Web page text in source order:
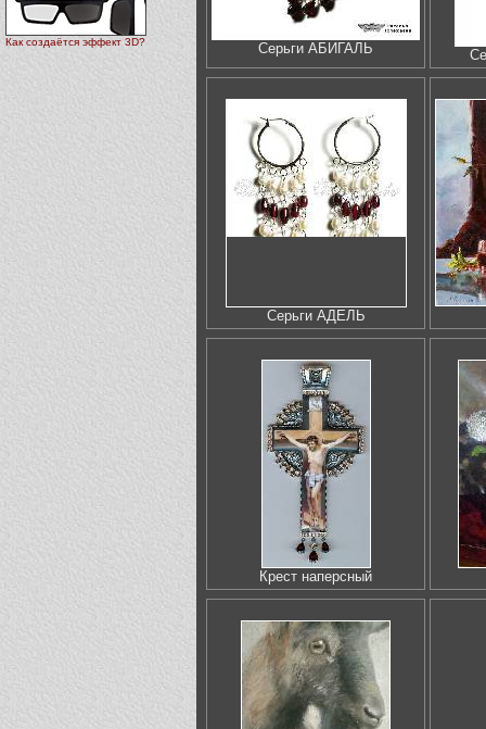
Как создаётся эффект 3D? Серьги АБИГАЛЬ
Серьги АДЕЛЬ
Крест наперсный